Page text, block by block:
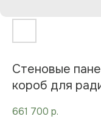
Стеновые
короб для
661 700 р.